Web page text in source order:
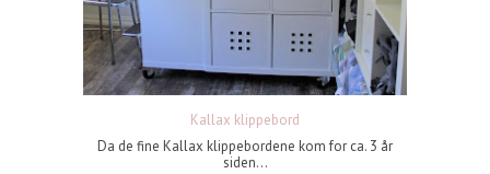
Kallax klippebord
Da de fine Kallax klippebordene kom for ca. 3 år
siden...